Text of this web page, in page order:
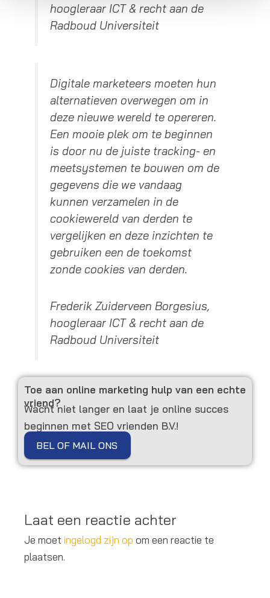
hoogleraar ICT & recht aan de
Radboud Universiteit
Digitale marketeers moeten hun
alternatieven overwegen om in
deze nieuwe wereld te opereren.
Een mooie plek om te beginnen
is door nu de juiste tracking- en
meetsystemen te bouwen om de
gegevens die we vandaag
kunnen verzamelen in de
cookiewereld van derden te
vergelijken en deze inzichten te
gebruiken een de toekomst
zonde cookies van derden.
Frederik Zuiderveen Borgesius,
hoogleraar ICT & recht aan de
Radboud Universiteit
Toe aan online marketing hulp van een echte
vriend?
Wacht niet langer en laat je online succes
beginnen met SEO vrienden B.V.!
BEL OF MAIL ONS
Laat een reactie achter
Je moet ingelogd zijn op om een reactie te
plaatsen.